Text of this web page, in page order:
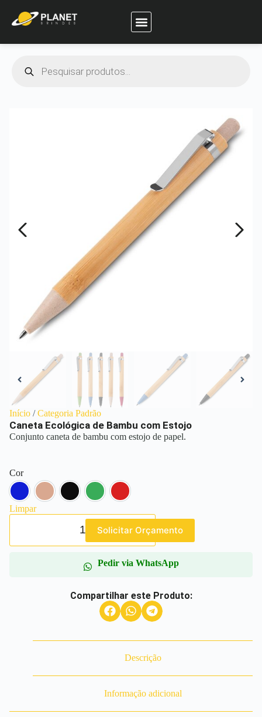
Início /Categoria Padrão
Caneta Ecológica de Bambu com Estojo
Conjunto caneta de bambu com estojo de papel.
Cor
Azul Bege Preto Verde
Vermelho
Limpar
Solicitar Orçamento
Pedir via WhatsApp
Compartilhar este Produto:
Descrição
Informação adicional